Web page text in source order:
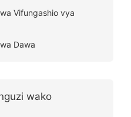
Vifungashio vya
Dawa
wako